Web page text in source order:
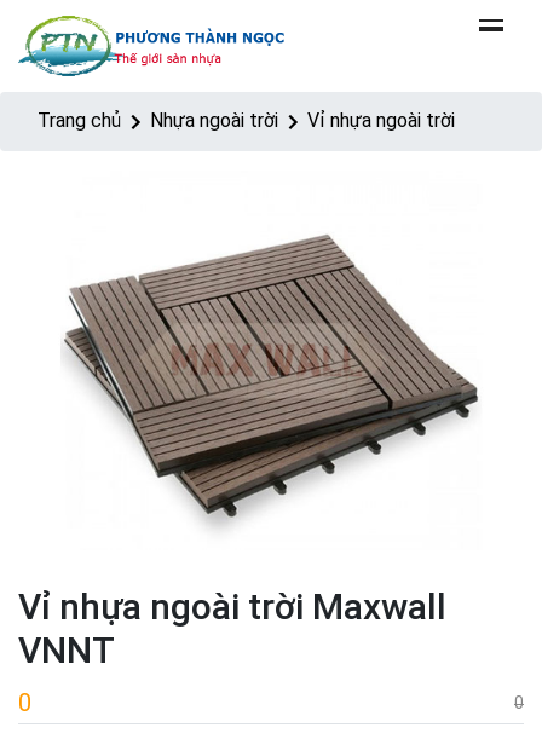
Trang chủ Nhựa ngoài trời Vỉ nhựa ngoài trời
Vỉ nhựa ngoài trời Maxwall
VNNT
0 0